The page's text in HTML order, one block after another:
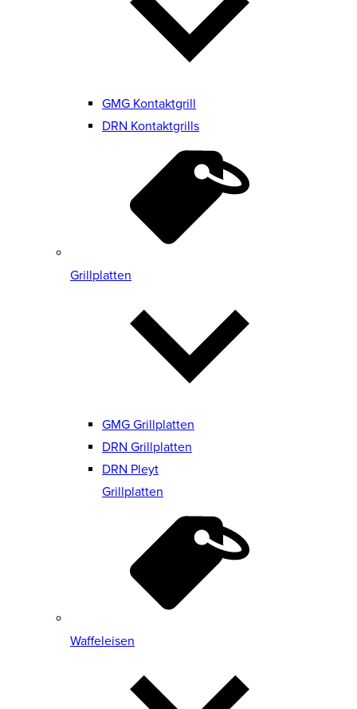
GMG Kontaktgrill
DRN Kontaktgrills
Grillplatten
GMG Grillplatten
DRN Grillplatten
DRN Pleyt
Grillplatten
Waffeleisen